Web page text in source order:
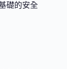
礎的安全